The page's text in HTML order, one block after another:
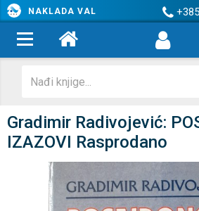
NAKLADA VAL
Gradimir Radivojević:
IZAZOVI Rasprodano